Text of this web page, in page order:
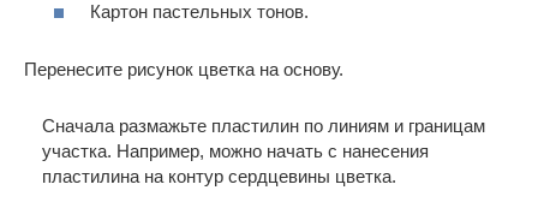
Картон пастельных тонов.
Перенесите рисунок цветка на основу.
Сначала размажьте пластилин по линиям и границам
участка. Например, можно начать с нанесения
пластилина на контур сердцевины цветка.